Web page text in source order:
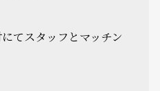
てスタッフとマッチン